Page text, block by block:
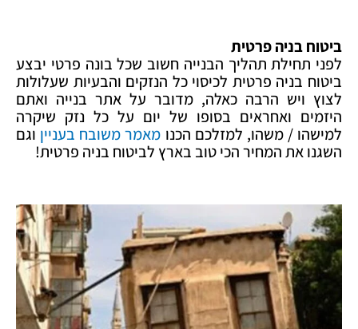
ביטוח בניה פרטית
לפני תחילת תהליך הבנייה חשוב שכל בונה פרטי יבצע
ביטוח בניה פרטית לכיסוי כל הנזקים והבעיות שעלולות
לצוץ ויש הרבה כאלה, מדובר על אתר בנייה ואתם
היזמים ואחראים בסופו של יום על כל נזק שיקרה
למישהו / משהו, למזלכם הכנו מאמר משובח בעניין וגם
השגנו את המחיר הכי טוב בארץ לביטוח בניה פרטית!